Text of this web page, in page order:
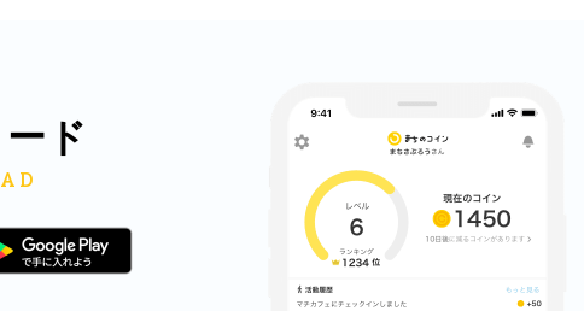
ド